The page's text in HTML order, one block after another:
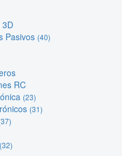
3D
Pasivos (40)
RC
(23)
(31)
(32)